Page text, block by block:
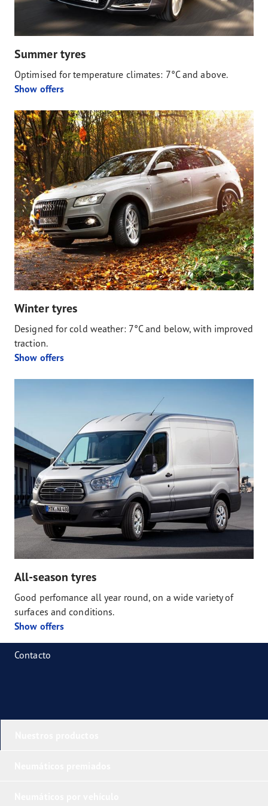
Summer tyres
Optimised for temperature climates: 7°C and above.
Show offers
Winter tyres
Designed for cold weather: 7°C and below, with improved
traction.
Show offers
All-season tyres
Good perfomance all year round, on a wide variety of
surfaces and conditions.
Show offers
Contacto